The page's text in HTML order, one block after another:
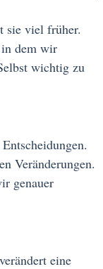
sie viel früher.
dem wir
wichtig zu
Veränderungen.
genauer
eine